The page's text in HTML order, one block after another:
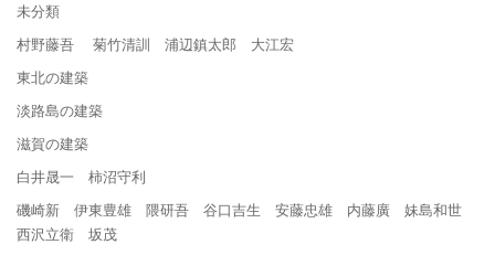
未分類
村野藤吾 菊竹清訓 浦辺鎮太郎 大江宏
東北の建築
淡路島の建築
滋賀の建築
白井晟一 柿沼守利
磯崎新 伊東豊雄 隈研吾 谷口吉生 安藤忠雄 内藤廣 妹島和世
西沢立衛 坂茂